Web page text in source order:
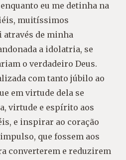
eu me detinha na
muitíssimos
através de minha
a idolatria, se
o verdadeiro Deus.
com tanto júbilo ao
em virtude dela se
virtude e espírito aos
e inspirar ao coração
que fossem aos
converterem e reduzirem